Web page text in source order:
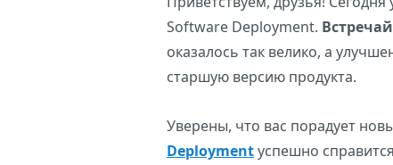
Software Deployment.
оказалось так велико, а
старшую версию продукта.
Уверены, что вас порадует
Deploymentуспешно